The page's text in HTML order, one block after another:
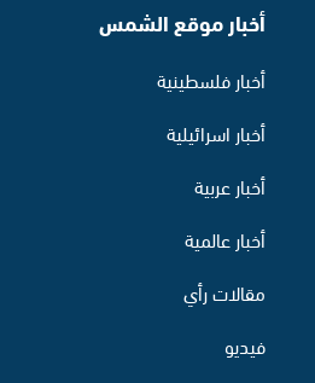
أخبار موقع الشمس
أخبار فلسطينية
أخبار اسرائيلية
أخبار عربية
أخبار عالمية
مقالات رأي
فيديو